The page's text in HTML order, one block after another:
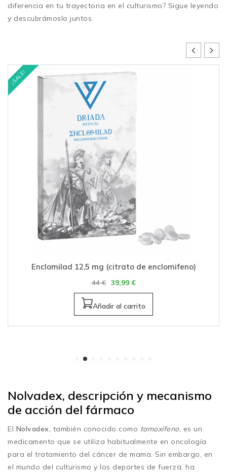
diferencia en tu trayectoria en el culturismo? Sigue leyendo
y descubrámoslo juntos.
¡SALE!
Enclomilad 12,5 mg (citrato de enclomifeno)
44€ 39,99 €
Añadir al carrito
Nolvadex, descripción y mecanismo
de acción del fármaco
El Nolvadex , también conocido como tamoxifeno, es un
medicamento que se utiliza habitualmente en oncología
para el tratamiento del cáncer de mama. Sin embargo, en
el mundo del culturismo y los deportes de fuerza, ha